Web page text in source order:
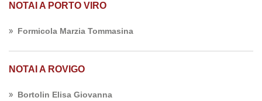
NOTAI A PORTO VIRO
Formicola Marzia Tommasina
NOTAI A ROVIGO
Bortolin Elisa Giovanna